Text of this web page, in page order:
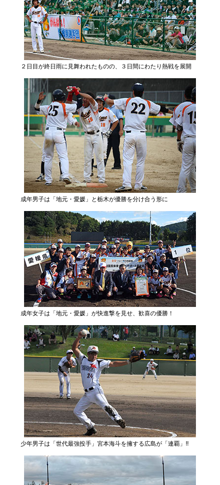
２日目が終日雨に見舞われたものの、３日間にわたり熱戦を展開
成年男子は「地元・愛媛」と栃木が優勝を分け合う形に
成年女子は「地元・愛媛」が快進撃を見せ、歓喜の優勝！
少年男子は「世代最強投手」宮本海斗を擁する広島が「連覇」!!